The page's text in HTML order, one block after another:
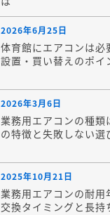
2026年6月25日
体育館にエアコンは必
設置・買い替えのポイ
2026年3月6日
業務用エアコンの種類
の特徴と失敗しない選
2025年10月21日
業務用エアコンの耐用
交換タイミングと長持